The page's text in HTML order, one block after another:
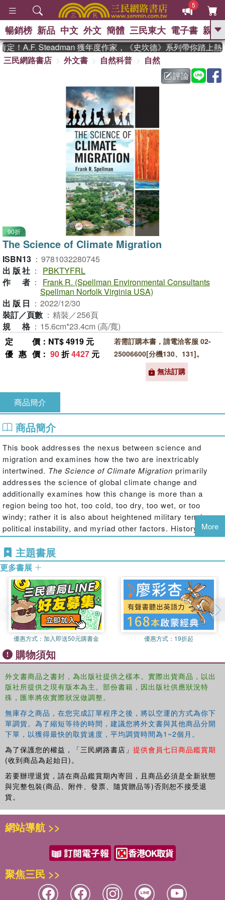
5
GO
熱搜： 東野圭吾 、
父親節 、 如果歷
暑期推薦 、 國際布克
獎 臺灣漫遊錄
登輝時代 、
偉大的迷走神經
暢銷榜 新品 中文 外文 簡體 三民東大 電子書 親子
！A.F. Steadman 獲年度作家，《史坎德》系列帶你踏上熱
三民網路書店
外文書 自然科普
自然
評論
90折
The Science of Climate Migration
ISBN13 ： 9781032280745
出版社 ：
PBKTYFRL
作者 ：
Frank R. (Spellman Environmental Consultants
Spellman Norfolk Virginia USA)
出版日 ： 2022/12/30
裝訂／頁數 ： 精裝／256頁
規格 ： 15.6cm*23.4cm (高/寬)
定價 ：NT$ 4919 元
優惠價 ： 90折4427 元
若需訂購本書，請電洽客服 02-
25006600[分機130、131]。
無法訂購
商品簡介
商品簡介
This book addresses the nexus between science and
migration and examines how the two are inextricably
intertwined. The Science of Climate Migration primarily
addresses the science of global climate change and
additionally examines how this change is more than a
region being too hot, too cold, too dry, too wet, or too
windy; rather it is also about heightened military tensions,
political instability, and myriad other factors. History has
shown that this change is felt most acutely in developing
countries that are least equipped to adapt. This inability to
adapt is considered to be a driver that motivates local
residents to find “greener pastures” through migration.
Further, the book discusses the increasing need for the
implementation and utilization of non-polluting renewables
for use in energy production as a means to stave off
environmental crises.
Features
Examines how and why climate change effects and human
migration are inextricably intertwined
Discusses the increasing need for the implementation of non-
polluting renewables for use in energy production as a means to
stave off environmental crises
Explains how wildlife is also sensitive to shifts in climate and how
this in turn affects their migration as well
More
主題書展
更多書展
優惠方式： 加入即送50元購書金 優惠方式： 19折起
購物須知
外文書商品之書封，為出版社提供之樣本。實際出貨商品，以出
版社所提供之現有版本為主。部份書籍，因出版社供應狀況特
殊，匯率將依實際狀況做調整。
無庫存之商品，在您完成訂單程序之後，將以空運的方式為你下
單調貨。為了縮短等待的時間，建議您將外文書與其他商品分開
下單，以獲得最快的取貨速度，平均調貨時間為1~2個月。
為了保護您的權益，「三民網路書店」 提供會員七日商品鑑賞期
(收到商品為起始日)。
若要辦理退貨，請在商品鑑賞期內寄回，且商品必須是全新狀態
與完整包裝(商品、附件、發票、隨貨贈品等)否則恕不接受退
貨。
網站導航 >>
聚焦三民 >>